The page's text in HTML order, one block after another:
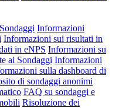
Informazioni
Informazioni sui risultati in
in eNPS Informazioni su
ai Sondaggi Informazioni
sulla dashboard di
di sondaggi anonimi
FAQ su sondaggi e
Risoluzione dei